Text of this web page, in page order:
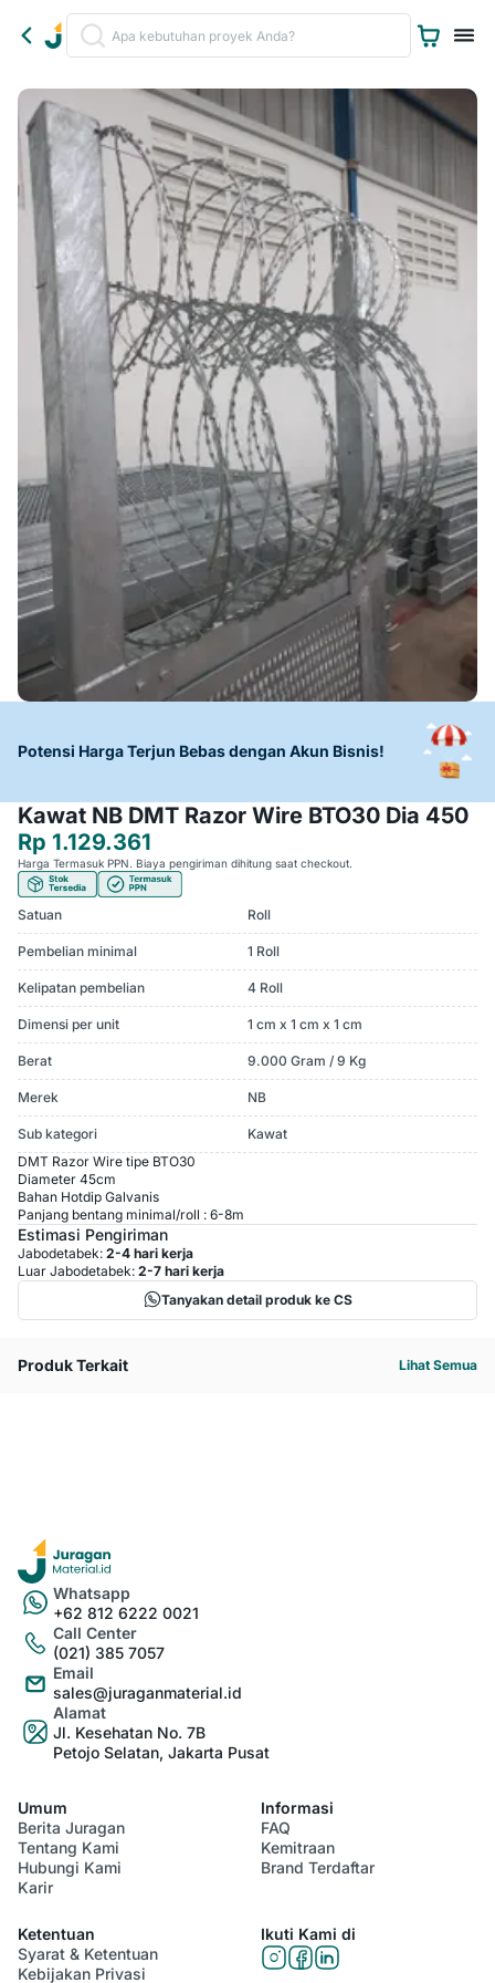
Potensi Harga Terjun Bebas dengan Akun Bisnis!
Kawat NB DMT Razor Wire BTO30 Dia 450
Rp 1.129.361
Harga Termasuk PPN. Biaya pengiriman dihitung saat checkout.
Satuan Roll
Pembelian minimal 1 Roll
Kelipatan pembelian 4 Roll
Dimensi per unit 1 cm x 1 cm x 1 cm
Berat 9.000 Gram / 9 Kg
Merek NB
Sub kategori
Kawat
DMT Razor Wire tipe BTO30
Diameter 45cm
Bahan Hotdip Galvanis
Panjang bentang minimal/roll : 6-8m
Estimasi Pengiriman
Jabodetabek: 2-4 hari kerja
Luar Jabodetabek: 2-7 hari kerja
Tanyakan detail produk ke CS
Produk Terkait Lihat Semua
Whatsapp
+62 812 6222 0021
Call Center
(021) 385 7057
Email
sales@juraganmaterial.id
Alamat
Jl. Kesehatan No. 7B
Petojo Selatan, Jakarta Pusat
Umum
Berita Juragan
Tentang Kami
Hubungi Kami
Karir
Informasi
FAQ
Kemitraan
Brand Terdaftar
Ketentuan
Syarat & Ketentuan
Kebijakan Privasi
Ikuti Kami di